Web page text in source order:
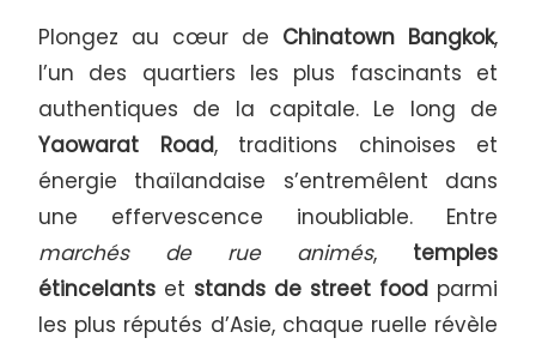
Plongez au cœur de Chinatown Bangkok,
l’un des quartiers les plus fascinants et
authentiques de la capitale. Le long de
Yaowarat Road, traditions chinoises et
énergie thaïlandaise s’entremêlent dans
une effervescence inoubliable. Entre
marchés de rue animés, temples
étincelants et stands de street food parmi
les plus réputés d’Asie, chaque ruelle révèle